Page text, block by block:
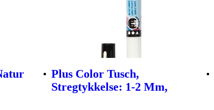
Plus Color Tusch,
Stregtykkelse: 1-2 Mm,